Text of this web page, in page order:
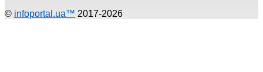
© infoportal.ua™ 2017-2026